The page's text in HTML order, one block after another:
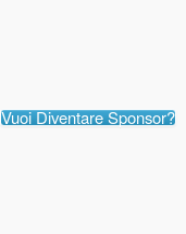
Vuoi Diventare Sponsor?